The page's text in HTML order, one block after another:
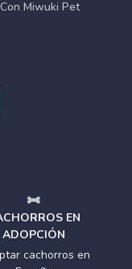
Miwuki Pet
EN
ADOPCIÓN
cachorros en